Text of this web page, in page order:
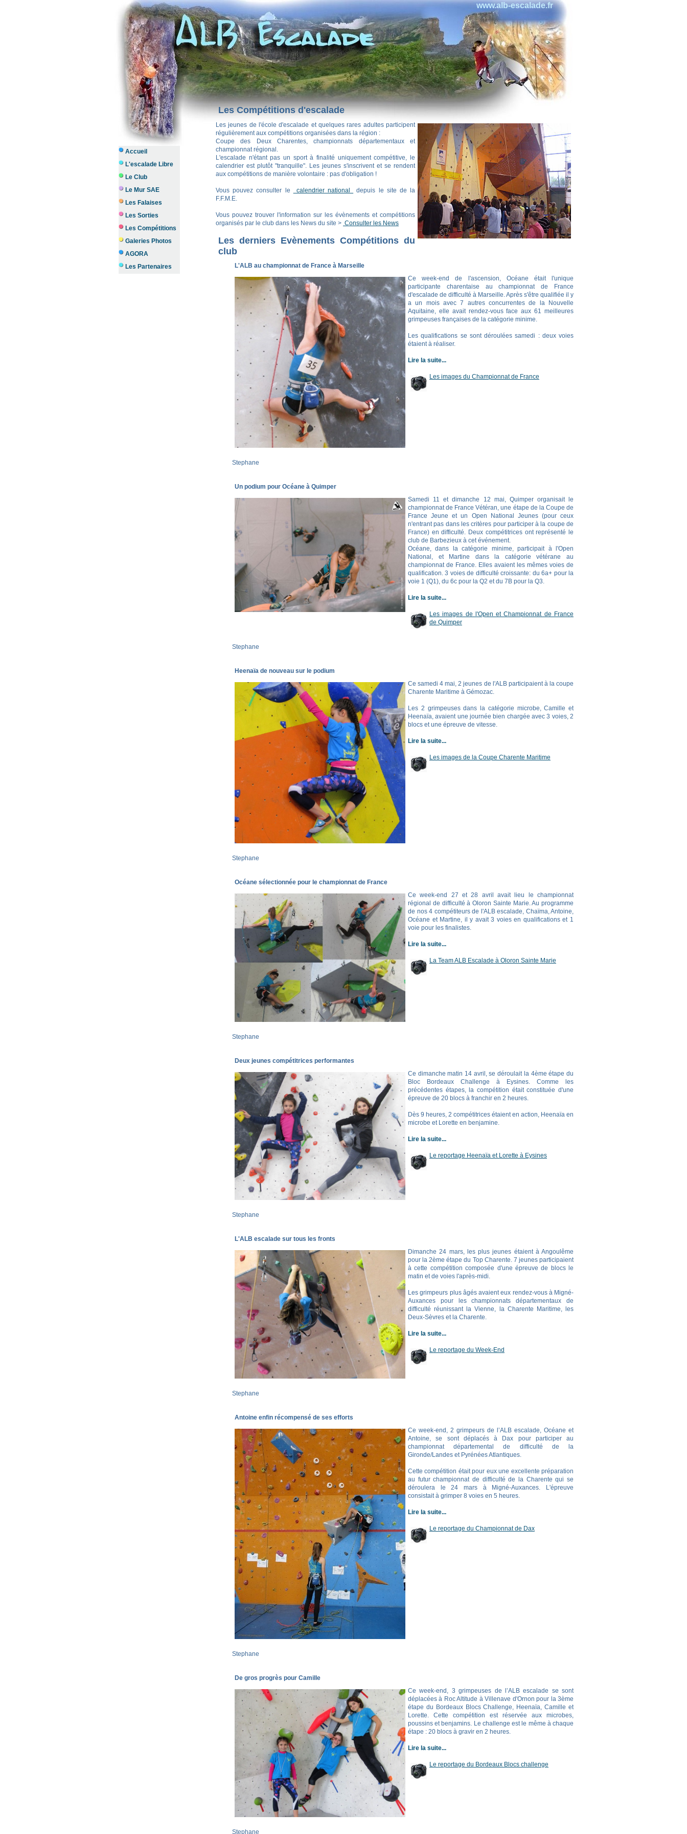
www.alb-escalade.fr
Accueil
L'escalade Libre
Le Club
Le Mur SAE
Les Falaises
Les Sorties
Les Compétitions
Galeries Photos
AGORA
Les Partenaires
Les Compétitions d'escalade
Les jeunes de l'école d'escalade et quelques rares adultes participent
régulièrement aux compétitions organisées dans la région :
Coupe des Deux Charentes, championnats départementaux et
championnat régional.
L'escalade n'étant pas un sport à finalité uniquement compétitive, le
calendrier est plutôt "tranquille". Les jeunes s'inscrivent et se rendent
aux compétitions de manière volontaire : pas d'obligation !
Vous pouvez consulter le calendrier national
depuis le site de la
F.F.M.E.
Vous pouvez trouver l'information sur les évènements et compétitions
organisés par le club dans les News du site > Consulter les News
Les derniers Evènements Compétitions du
club
L'ALB au championnat de France à Marseille
Ce week-end de l'ascension, Océane était l'unique
participante charentaise au championnat de France
d'escalade de difficulté à Marseille. Après s'être qualifiée il y
a un mois avec 7 autres concurrentes de la Nouvelle
Aquitaine, elle avait rendez-vous face aux 61 meilleures
grimpeuses françaises de la catégorie minime.
Les qualifications se sont déroulées samedi : deux voies
étaient à réaliser.
Lire la suite...
Les images du Championnat de France
Stephane
Un podium pour Océane à Quimper
Samedi 11 et dimanche 12 mai, Quimper organisait le
championnat de France Vétéran, une étape de la Coupe de
France Jeune et un Open National Jeunes (pour ceux
n'entrant pas dans les critères pour participer à la coupe de
France) en difficulté. Deux compétitrices ont représenté le
club de Barbezieux à cet événement.
Océane, dans la catégorie minime, participait à l'Open
National, et Martine dans la catégorie vétérane au
championnat de France. Elles avaient les mêmes voies de
qualification. 3 voies de difficulté croissante: du 6a+ pour la
voie 1 (Q1), du 6c pour la Q2 et du 7B pour la Q3.
Lire la suite...
Les images de l'Open et Championnat de France
de Quimper
Stephane
Heenaïa de nouveau sur le podium
Ce samedi 4 mai, 2 jeunes de l'ALB participaient à la coupe
Charente Maritime à Gémozac.
Les 2 grimpeuses dans la catégorie microbe, Camille et
Heenaïa, avaient une journée bien chargée avec 3 voies, 2
blocs et une épreuve de vitesse.
Lire la suite...
Les images de la Coupe Charente Maritime
Stephane
Océane sélectionnée pour le championnat de France
Ce week-end 27 et 28 avril avait lieu le championnat
régional de difficulté à Oloron Sainte Marie. Au programme
de nos 4 compétiteurs de l'ALB escalade, Chaïma, Antoine,
Océane et Martine, il y avait 3 voies en qualifications et 1
voie pour les finalistes.
Lire la suite...
La Team ALB Escalade à Oloron Sainte Marie
Stephane
Deux jeunes compétitrices performantes
Ce dimanche matin 14 avril, se déroulait la 4ème étape du
Bloc Bordeaux Challenge à Eysines. Comme les
précédentes étapes, la compétition était constituée d'une
épreuve de 20 blocs à franchir en 2 heures.
Dès 9 heures, 2 compétitrices étaient en action, Heenaïa en
microbe et Lorette en benjamine.
Lire la suite...
Le reportage Heenaïa et Lorette à Eysines
Stephane
L'ALB escalade sur tous les fronts
Dimanche 24 mars, les plus jeunes étaient à Angoulême
pour la 2ème étape du Top Charente. 7 jeunes participaient
à cette compétition composée d'une épreuve de blocs le
matin et de voies l'après-midi.
Les grimpeurs plus âgés avaient eux rendez-vous à Migné-
Auxances pour les championnats départementaux de
difficulté réunissant la Vienne, la Charente Maritime, les
Deux-Sèvres et la Charente.
Lire la suite...
Le reportage du Week-End
Stephane
Antoine enfin récompensé de ses efforts
Ce week-end, 2 grimpeurs de l’ALB escalade, Océane et
Antoine, se sont déplacés à Dax pour participer au
championnat départemental de difficulté de la
Gironde/Landes et Pyrénées Atlantiques.
Cette compétition était pour eux une excellente préparation
au futur championnat de difficulté de la Charente qui se
déroulera le 24 mars à Migné-Auxances. L'épreuve
consistait à grimper 8 voies en 5 heures.
Lire la suite...
Le reportage du Championnat de Dax
Stephane
De gros progrès pour Camille
Ce week-end, 3 grimpeuses de l’ALB escalade se sont
déplacées à Roc Altitude à Villenave d'Ornon pour la 3ème
étape du Bordeaux Blocs Challenge, Heenaïa, Camille et
Lorette. Cette compétition est réservée aux microbes,
poussins et benjamins. Le challenge est le même à chaque
étape : 20 blocs à gravir en 2 heures.
Lire la suite...
Le reportage du Bordeaux Blocs challenge
Stephane